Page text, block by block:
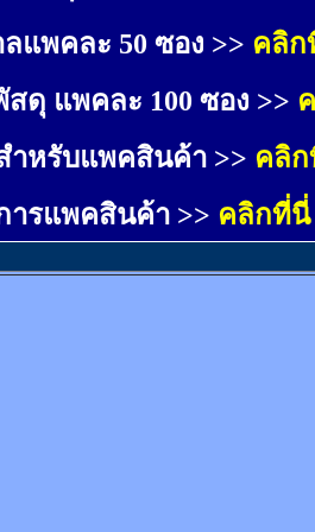
แพคละ 50 ซอง >> คลิก
ดุ แพคละ 100 ซอง >>
ำหรับแพคสินค้า >> คลิ
รแพคสินค้า >> คลิกที่นี่